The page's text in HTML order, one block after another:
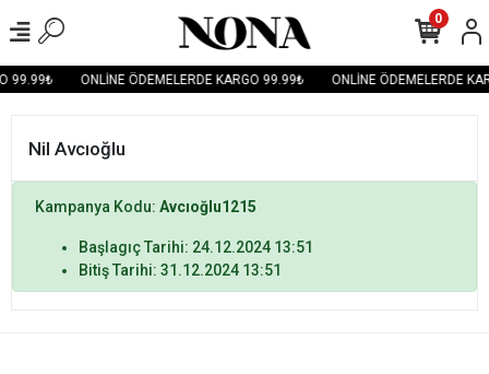
99.99₺ ONLİNE ÖDEMELERDE KARGO 99.99₺ ONLİNE ÖDEMELERDE
0
Nil Avcıoğlu
Kampanya Kodu: Avcıoğlu1215
Başlagıç Tarihi: 24.12.2024 13:51
Bitiş Tarihi: 31.12.2024 13:51